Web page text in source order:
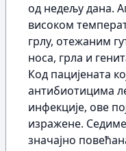
од недељу дана.
високом
грлу, отежаним
носа, грла и
Код пацијената
антибиотицима
инфекције, ове
изражене.
значајно